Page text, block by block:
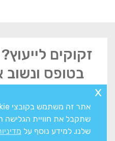
זקוקים
בטופס
שתקבל את חוויית הגלישה
שלנו. למידע נוסף על
x